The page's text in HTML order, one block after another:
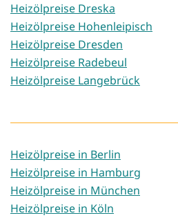
Heizölpreise Dreska
Heizölpreise Hohenleipisch
Heizölpreise Dresden
Heizölpreise Radebeul
Heizölpreise Langebrück
Heizölpreise in Berlin
Heizölpreise in Hamburg
Heizölpreise in München
Heizölpreise in Köln